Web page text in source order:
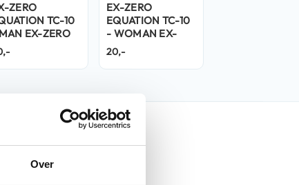
Over
ZERO
TC-10
EX-ZERO
TC-10
EX-ZERO
EQUATION TC-10
- WOMAN EX-
ZERO Equation
TC-10 Woman
20,-